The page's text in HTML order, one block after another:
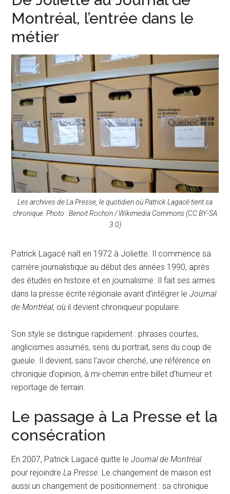
Montréal, l’entrée dans le
métier
Les archives de La Presse, le quotidien où Patrick Lagacé tient sa
chronique. Photo : Benoit Rochon / Wikimedia Commons (CC BY-SA
3.0)
Patrick Lagacé naît en 1972 à Joliette. Il commence sa
carrière journalistique au début des années 1990, après
des études en histoire et en journalisme. Il fait ses armes
dans la presse écrite régionale avant d’intégrer leJournal
de Montréal, où il devient chroniqueur populaire.
Son style se distingue rapidement : phrases courtes,
anglicismes assumés, sens du portrait, sens du coup de
gueule. Il devient, sans l’avoir cherché, une référence en
chronique d’opinion, à mi-chemin entre billet d’humeur et
reportage de terrain.
Le passage à La Presse et la
consécration
En 2007, Patrick Lagacé quitte leJournal de Montréal
pour rejoindreLa Presse. Le changement de maison est
aussi un changement de positionnement : sa chronique